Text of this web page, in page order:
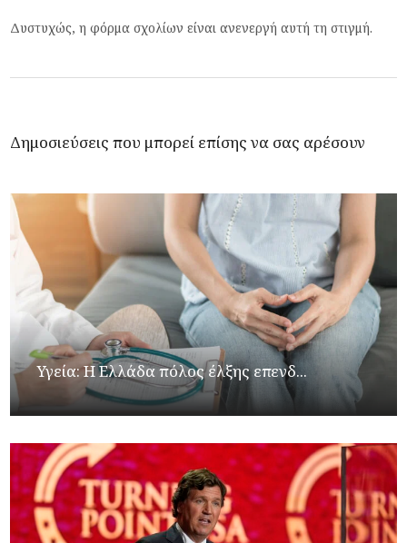
Δυστυχώς, η φόρμα σχολίων είναι ανενεργή αυτή τη στιγμή.
Δημοσιεύσεις που μπορεί επίσης να σας αρέσουν
Υγεία: Η Ελλάδα πόλος έλξης επενδ...